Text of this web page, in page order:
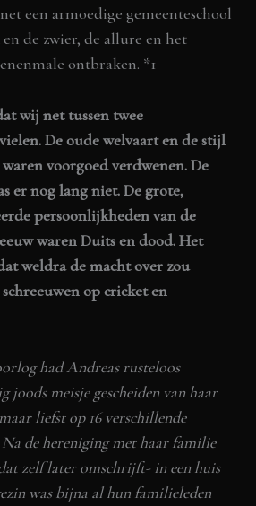
een armoedige gemeenteschool
de zwier, de allure en het
ontbraken. *1
wij net tussen twee
De oude welvaart en de stijl
voorgoed verdwenen. De
er nog lang niet. De grote,
persoonlijkheden van de
waren Duits en dood. Het
weldra de macht over zou
op cricket en
had Andreas rusteloos
joods meisje gescheiden van haar
liefst op 16 verschillende
de hereniging met haar familie
zelf later omschrijft- in een huis
was bijna al hun familieleden